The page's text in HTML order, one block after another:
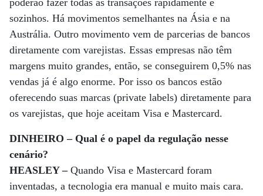
poderão fazer todas as transações rapidamente e
sozinhos. Há movimentos semelhantes na Ásia e na
Austrália. Outro movimento vem de parcerias de bancos
diretamente com varejistas. Essas empresas não têm
margens muito grandes, então, se conseguirem 0,5% nas
vendas já é algo enorme. Por isso os bancos estão
oferecendo suas marcas (private labels) diretamente para
os varejistas, que hoje aceitam Visa e Mastercard.
DINHEIRO – Qual é o papel da regulação nesse
cenário?
HEASLEY – Quando Visa e Mastercard foram
inventadas, a tecnologia era manual e muito mais cara.